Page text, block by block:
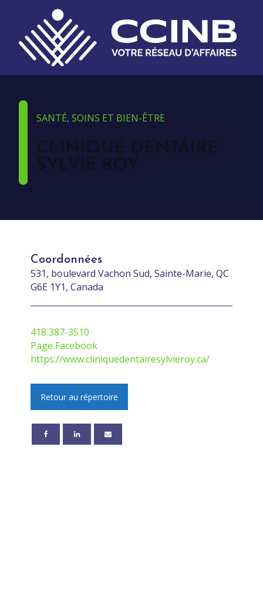
SANTÉ, SOINS ET BIEN-ÊTRE
CLINIQUE DENTAIRE
SYLVIE ROY
Coordonnées
531, boulevard Vachon Sud, Sainte-Marie, QC
G6E 1Y1, Canada
418 387-3510
Page Facebook
https://www.cliniquedentairesylvieroy.ca/
Retour au répertoire